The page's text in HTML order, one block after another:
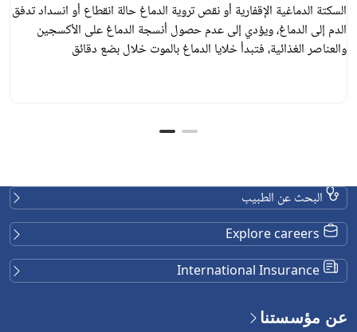
السكتة الدماغية الإقفارية أو نقص تروية الدماغ حالة انقطاع أو انسداد تدفق
الدم إلى الدماغ، ويؤدي إلى عدم حصول أنسجة الدماغ على الأكسجين
والعناصر الغذائية، فتبدأ خلايا الدماغ بالموت خلال بضع دقائق
البحث عن الطبيب
عن مؤسستنا